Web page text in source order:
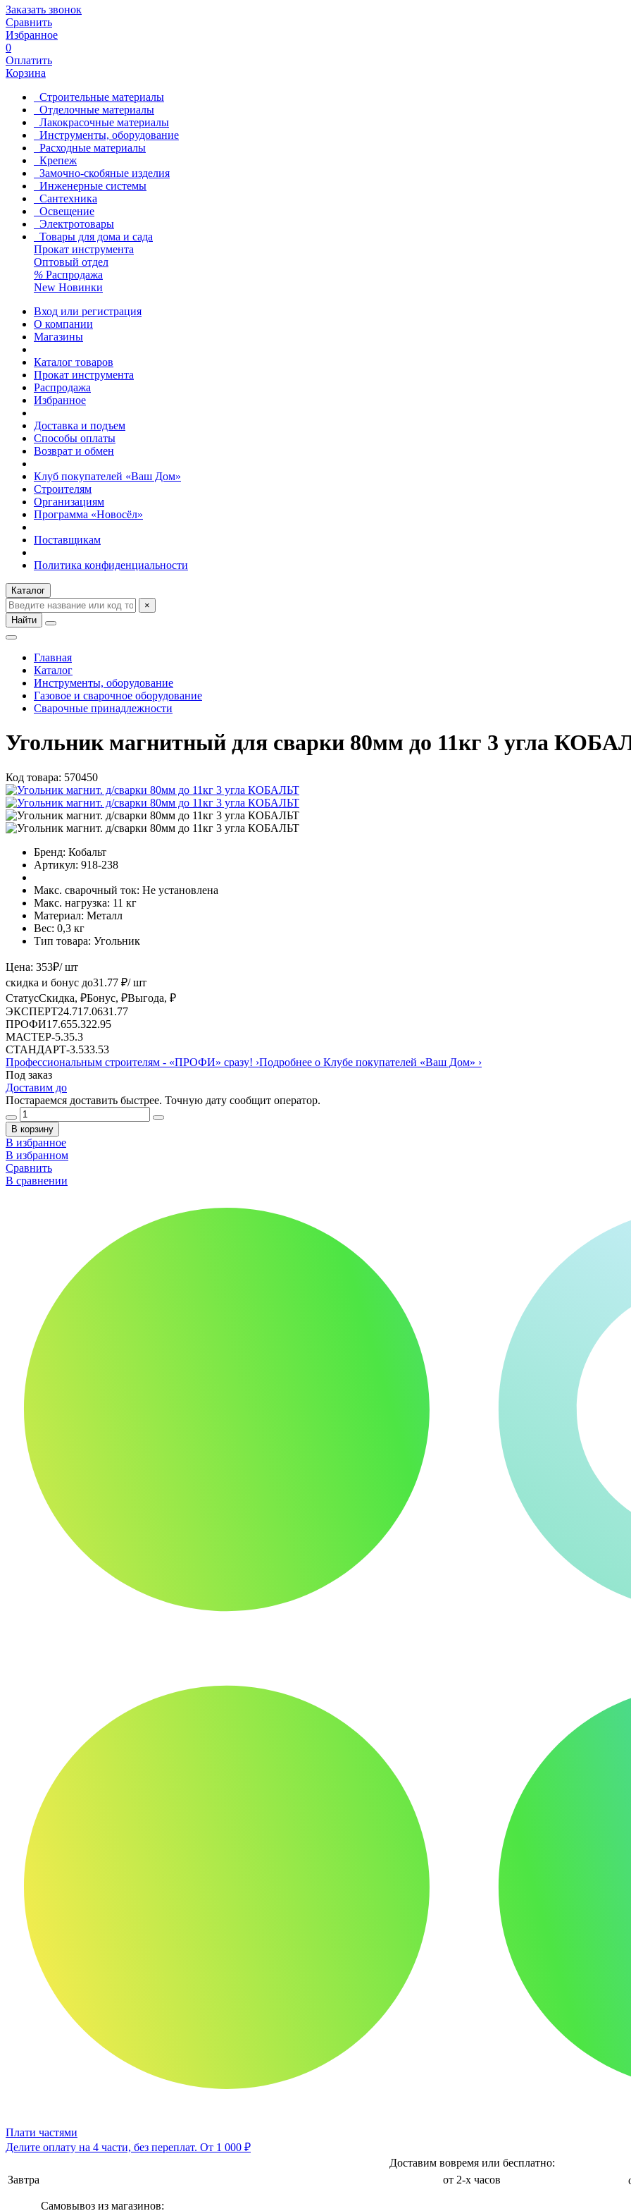
Заказать звонок
Сравнить
Избранное
0
Оплатить
Корзина
Строительные материалы
Отделочные материалы
Лакокрасочные материалы
Инструменты, оборудование
Расходные материалы
Крепеж
Замочно-скобяные изделия
Инженерные системы
Сантехника
Освещение
Электротовары
Товары для дома и сада
Прокат инструмента
Оптовый отдел
% Распродажа
New Новинки
Вход или регистрация
О компании
Магазины
Каталог товаров
Прокат инструмента
Распродажа
Избранное
Доставка и подъем
Способы оплаты
Возврат и обмен
Клуб покупателей «Ваш Дом»
Строителям
Организациям
Программа «Новосёл»
Поставщикам
Политика конфиденциальности
Каталог
×
Найти
Главная
Каталог
Инструменты, оборудование
Газовое и сварочное оборудование
Сварочные принадлежности
Угольник магнитный для сварки 80мм до 11кг 3 угла
Код товара: 570450
Бренд: Кобальт
Артикул: 918-238
Макс. сварочный ток: Не установлена
Макс. нагрузка: 11 кг
Материал: Металл
Вес: 0,3 кг
Тип товара: Угольник
Цена: 353₽/ шт
скидка и бонус до31.77 ₽/ шт
СтатусСкидка, ₽Бонус, ₽Выгода, ₽
ЭКСПЕРТ24.71 7.0631.77
ПРОФИ17.655.322.95
МАСТЕР-5.35.3
СТАНДАРТ-3.533.53
Профессиональным строителям - «ПРОФИ» сразу! ›Подробнее о Клубе покупателей «Ваш Дом» ›
Под заказ
Доставим до
Постараемся доставить быстрее. Точную дату сообщит оператор.
В корзину
В избранное
В избранном
Сравнить
В сравнении
Плати частями
Делите оплату на 4 части, без переплат. От 1 000 ₽
Доставим вовремя или бесплатно:
Завтра
от 2-х часов
Самовывоз из магазинов: